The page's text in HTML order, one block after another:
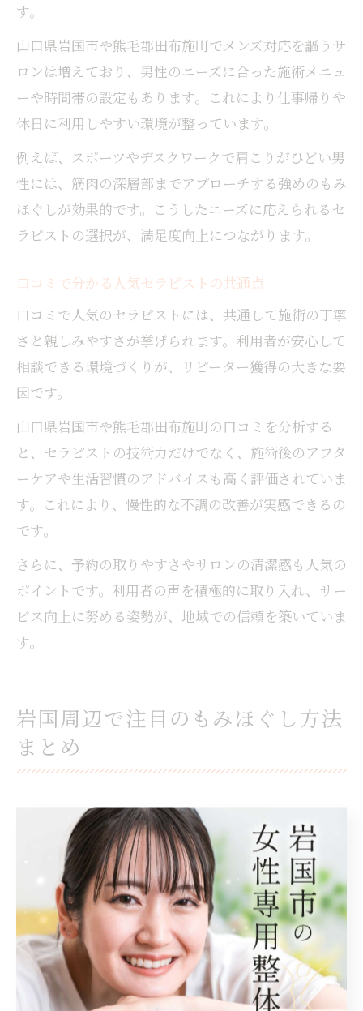
す。
山口県岩国市や熊毛郡田布施町でメンズ対応を謳うサ
ロンは増えており、男性のニーズに合った施術メニュ
ーや時間帯の設定もあります。これにより仕事帰りや
休日に利用しやすい環境が整っています。
例えば、スポーツやデスクワークで肩こりがひどい男
性には、筋肉の深層部までアプローチする強めのもみ
ほぐしが効果的です。こうしたニーズに応えられるセ
ラピストの選択が、満足度向上につながります。
口コミで分かる人気セラピストの共通点
口コミで人気のセラピストには、共通して施術の丁寧
さと親しみやすさが挙げられます。利用者が安心して
相談できる環境づくりが、リピーター獲得の大きな要
因です。
山口県岩国市や熊毛郡田布施町の口コミを分析する
と、セラピストの技術力だけでなく、施術後のアフタ
ーケアや生活習慣のアドバイスも高く評価されていま
す。これにより、慢性的な不調の改善が実感できるの
です。
さらに、予約の取りやすさやサロンの清潔感も人気の
ポイントです。利用者の声を積極的に取り入れ、サー
ビス向上に努める姿勢が、地域での信頼を築いていま
す。
岩国周辺で注目のもみほぐし方法
まとめ
岩国周辺のもみほぐし最新トレンドを紹介
岩国市や熊毛郡田布施町を含む周辺地域では、もみほ
ぐしの施術が多様化し、最新トレンドとして専門的な
技術を持つセラピストによるオーダーメイド施術が注
目されています。これは、個々の体調や疲労の箇所に
合わせて強さや手技を調整することで、より効果的な
疲労回復が期待できるためです。